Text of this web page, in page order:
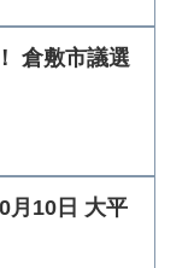
倉敷市議選
月10日 大平